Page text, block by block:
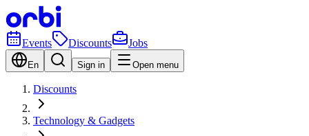
Events Discounts Jobs
En Sign in Open menu
Discounts
Technology & Gadgets